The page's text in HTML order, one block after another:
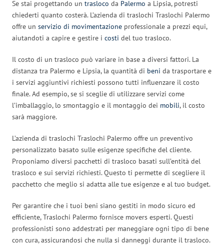
Se stai progettando un trasloco da Palermo a Lipsia, potresti
chiederti quanto costerà. L’azienda di traslochi Traslochi Palermo
offre un servizio di movimentazione professionale a prezzi equi,
aiutandoti a capire e gestire i costi del tuo trasloco.
Il costo di un trasloco può variare in base a diversi fattori. La
distanza tra Palermo e Lipsia, la quantità di beni da trasportare e
i servizi aggiuntivi richiesti possono tutti influenzare il costo
finale. Ad esempio, se si sceglie di utilizzare servizi come
l’imballaggio, lo smontaggio e il montaggio dei mobili, il costo
sarà maggiore.
L’azienda di traslochi Traslochi Palermo offre un preventivo
personalizzato basato sulle esigenze specifiche del cliente.
Proponiamo diversi pacchetti di trasloco basati sull’entità del
trasloco e sui servizi richiesti. Questo ti permette di scegliere il
pacchetto che meglio si adatta alle tue esigenze e al tuo budget.
Per garantire che i tuoi beni siano gestiti in modo sicuro ed
efficiente, Traslochi Palermo fornisce movers esperti. Questi
professionisti sono addestrati per maneggiare ogni tipo di bene
con cura, assicurandosi che nulla si danneggi durante il trasloco.